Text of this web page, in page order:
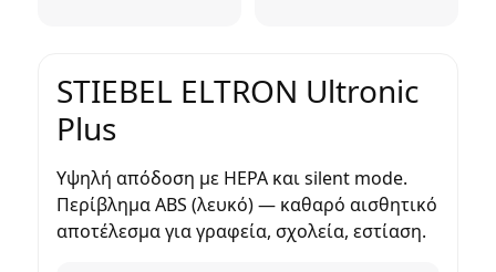
STIEBEL ELTRON Ultronic
Plus
Υψηλή απόδοση με HEPA καιsilent mode.
Περίβλημα ABS (λευκό)— καθαρό αισθητικό
αποτέλεσμα για γραφεία, σχολεία, εστίαση.